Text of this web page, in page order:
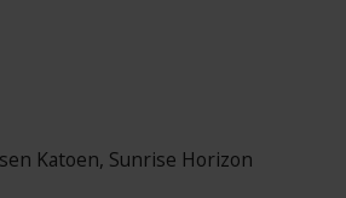
Katoen, Sunrise Horizon